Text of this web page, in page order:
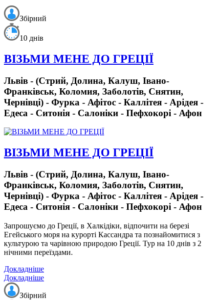
Збірний
10 днів
ВІЗЬМИ МЕНЕ ДО ГРЕЦІЇ
Львів - (Стрий, Долина, Калуш, Івано-
Франківськ, Коломия, Заболотів, Снятин,
Чернівці) - Фурка - Афітос - Каллітея - Арідея -
Едеса - Ситонія - Салоніки - Пефхокорі - Афон
ВІЗЬМИ МЕНЕ ДО ГРЕЦІЇ
Львів - (Стрий, Долина, Калуш, Івано-
Франківськ, Коломия, Заболотів, Снятин,
Чернівці) - Фурка - Афітос - Каллітея - Арідея -
Едеса - Ситонія - Салоніки - Пефхокорі - Афон
Запрошуємо до Греції, в Халкідіки, відпочити на березі
Егейського моря на курорті Кассандра та познайомитися з
культурою та чарівною природою Греції. Тур на 10 днів з 2
нічними переїздами.
Докладніше
Докладніше
Збірний